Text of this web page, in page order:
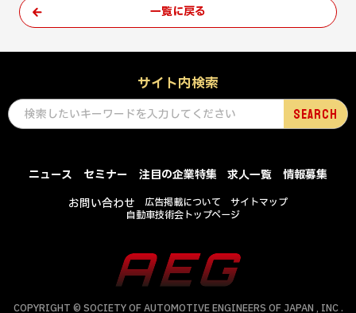
一覧に戻る
サイト内検索
ニュース セミナー 注目の企業特集 求人一覧
情報募集
お問い合わせ
広告掲載について
サイトマップ
自動車技術会トップページ
COPYRIGHT © SOCIETY OF AUTOMOTIVE ENGINEERS OF JAPAN , INC .